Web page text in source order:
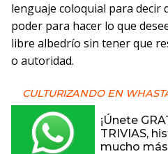
lenguaje coloquial para decir
poder para hacer lo que
libre albedrío sin tener que
o autoridad.
CULTURIZANDO EN
¡Únete
TRIVIAS,
mucho